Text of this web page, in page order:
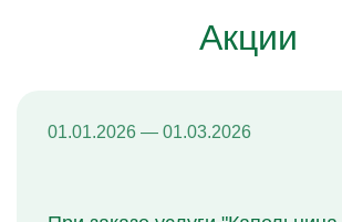
Здравствуйте!
вам. Напишите
Акции
01.01.2026 — 01.03.2026